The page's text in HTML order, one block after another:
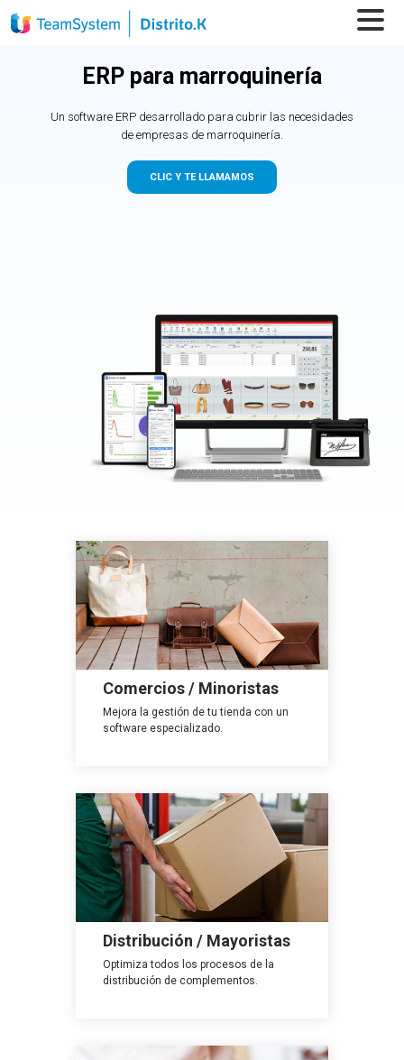
ERP para marroquinería
Un software ERP desarrollado para cubrir las necesidades
de empresas de marroquinería.
CLIC Y TE LLAMAMOS
Comercios / Minoristas
Mejora la gestión de tu tienda con un
software especializado.
Distribución / Mayoristas
Optimiza todos los procesos de la
distribución de complementos.